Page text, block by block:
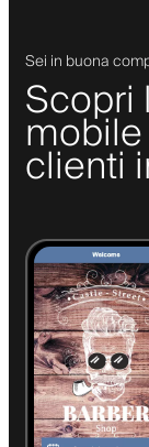
Sei in buona
Scopri
clienti